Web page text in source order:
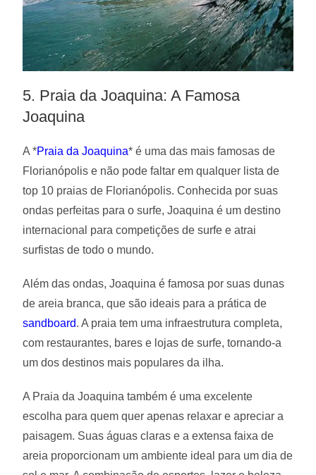
5. Praia da Joaquina: A Famosa
Joaquina
A *Praia da Joaquina* é uma das mais famosas de
Florianópolis e não pode faltar em qualquer lista de
top 10 praias de Florianópolis. Conhecida por suas
ondas perfeitas para o surfe, Joaquina é um destino
internacional para competições de surfe e atrai
surfistas de todo o mundo.
Além das ondas, Joaquina é famosa por suas dunas
de areia branca, que são ideais para a prática de
sandboard. A praia tem uma infraestrutura completa,
com restaurantes, bares e lojas de surfe, tornando-a
um dos destinos mais populares da ilha.
A Praia da Joaquina também é uma excelente
escolha para quem quer apenas relaxar e apreciar a
paisagem. Suas águas claras e a extensa faixa de
areia proporcionam um ambiente ideal para um dia de